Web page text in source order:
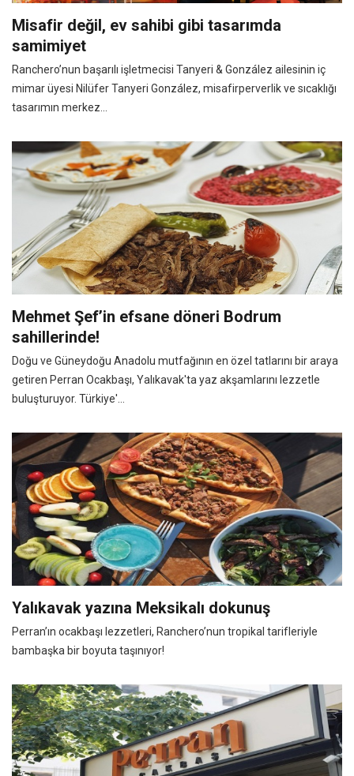
Misafir değil, ev sahibi gibi tasarımda
samimiyet
Ranchero’nun başarılı işletmecisi Tanyeri & González ailesinin iç
mimar üyesi Nilüfer Tanyeri González, misafirperverlik ve sıcaklığı
tasarımın merkez...
Mehmet Şef’in efsane döneri Bodrum
sahillerinde!
Doğu ve Güneydoğu Anadolu mutfağının en özel tatlarını bir araya
getiren Perran Ocakbaşı, Yalıkavak'ta yaz akşamlarını lezzetle
buluşturuyor. Türkiye'...
Yalıkavak yazına Meksikalı dokunuş
Perran’ın ocakbaşı lezzetleri, Ranchero’nun tropikal tarifleriyle
bambaşka bir boyuta taşınıyor!